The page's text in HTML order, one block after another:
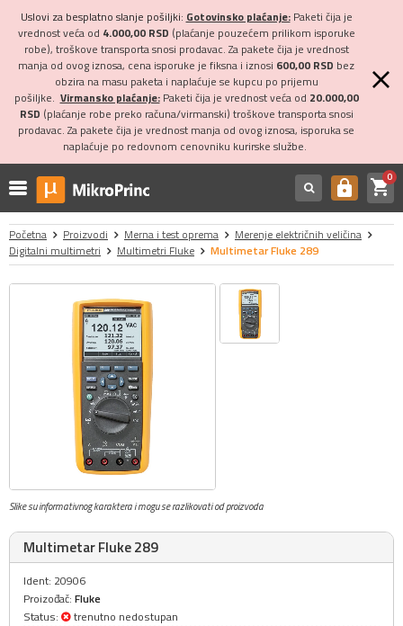
Uslovi za besplatno slanje pošiljki: Gotovinsko plaćanje:Paketi čija je
vrednost veća od 4.000,00 RSD (plaćanje pouzećem prilikom isporuke
robe), troškove transporta snosi prodavac. Za pakete čija je vrednost
manja od ovog iznosa, cena isporuke je fiksna i iznosi 600,00 RSD bez
obzira na masu paketa i naplaćuje se kupcu po prijemu
pošiljke. Virmansko plaćanje:Paketi čija je vrednost veća od 20.000,00
RSD (plaćanje robe preko računa/virmanski) troškove transporta snosi
prodavac. Za pakete čija je vrednost manja od ovog iznosa, isporuka se
naplaćuje po redovnom cenovniku kurirske službe.
https shopping_cart0
Početna Proizvodi Merna i test oprema
Merenje električnih veličina
Digitalni multimetri
Multimetri Fluke Multimetar Fluke 289
Slike su informativnog karaktera i mogu se razlikovati od proizvoda
Multimetar Fluke 289
Ident: 20906
Proizođač: Fluke
Status:
trenutno nedostupan